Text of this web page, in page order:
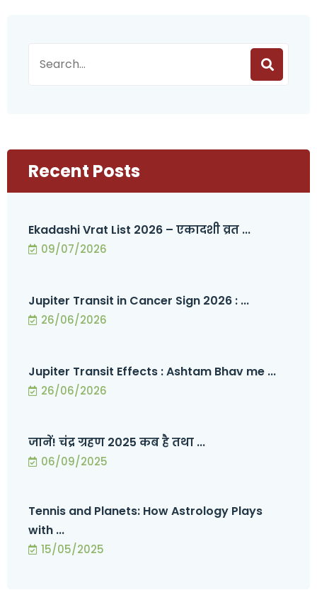
Recent Posts
Ekadashi Vrat List 2026 – एकादशी व्रत ...
09/07/2026
Jupiter Transit in Cancer Sign 2026 : ...
26/06/2026
Jupiter Transit Effects : Ashtam Bhav me ...
26/06/2026
जानें! चंद्र ग्रहण 2025 कब है तथा ...
06/09/2025
Tennis and Planets: How Astrology Plays
with ...
15/05/2025